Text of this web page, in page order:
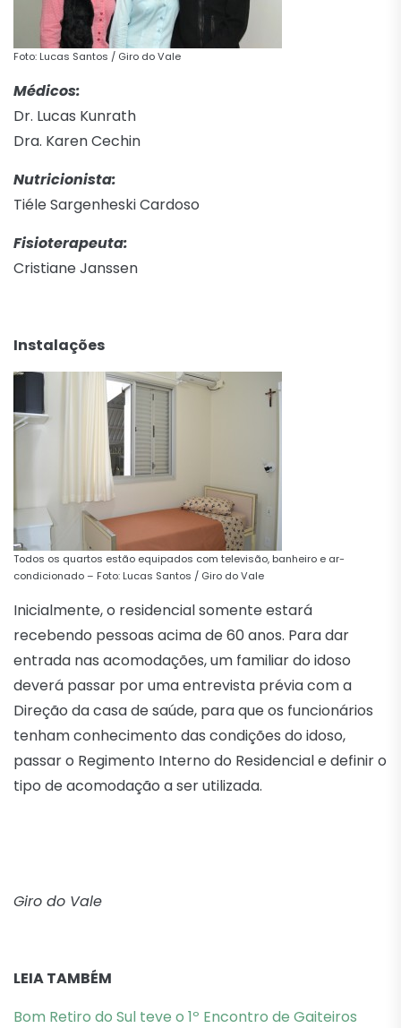
Foto: Lucas Santos / Giro do Vale
Médicos:
Dr. Lucas Kunrath
Dra. Karen Cechin
Nutricionista:
Tiéle Sargenheski Cardoso
Fisioterapeuta:
Cristiane Janssen
Instalações
Todos os quartos estão equipados com televisão, banheiro e ar-
condicionado – Foto: Lucas Santos / Giro do Vale
Inicialmente, o residencial somente estará
recebendo pessoas acima de 60 anos. Para dar
entrada nas acomodações, um familiar do idoso
deverá passar por uma entrevista prévia com a
Direção da casa de saúde, para que os funcionários
tenham conhecimento das condições do idoso,
passar o Regimento Interno do Residencial e definir o
tipo de acomodação a ser utilizada.
Giro do Vale
LEIA TAMBÉM
Bom Retiro do Sul teve o 1º Encontro de Gaiteiros